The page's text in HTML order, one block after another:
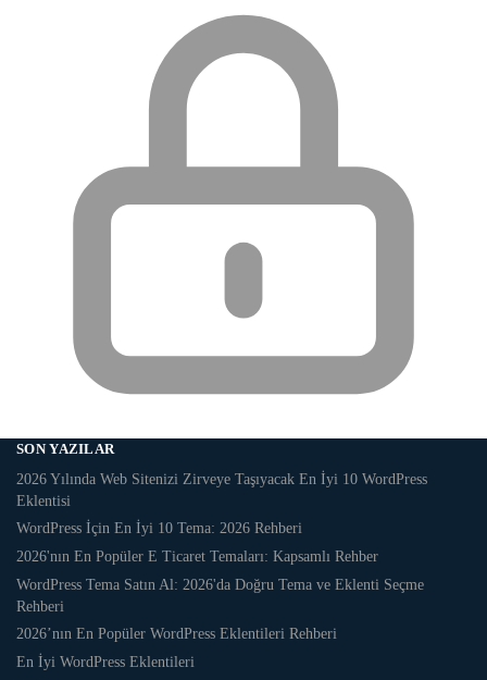
SON YAZILAR
2026 Yılında Web Sitenizi Zirveye Taşıyacak En İyi 10 WordPress
Eklentisi
WordPress İçin En İyi 10 Tema: 2026 Rehberi
2026'nın En Popüler E Ticaret Temaları: Kapsamlı Rehber
WordPress Tema Satın Al: 2026'da Doğru Tema ve Eklenti Seçme
Rehberi
2026’nın En Popüler WordPress Eklentileri Rehberi
En İyi WordPress Eklentileri